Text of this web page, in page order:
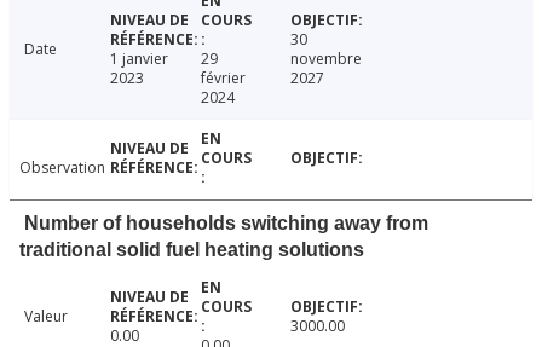
Date
1 janvier
2023
29
février
2024
30
novembre
2027
Observation
Number of households switching away from
traditional solid fuel heating solutions
Valeur
0.00
3000.00